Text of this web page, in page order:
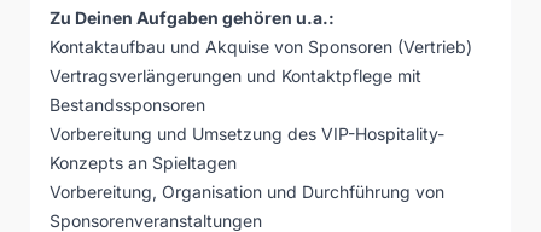
Zu Deinen Aufgaben gehören u.a.:
Kontaktaufbau und Akquise von Sponsoren (Vertrieb)
Vertragsverlängerungen und Kontaktpflege mit
Bestandssponsoren
Vorbereitung und Umsetzung des VIP-Hospitality-
Konzepts an Spieltagen
Vorbereitung, Organisation und Durchführung von
Sponsorenveranstaltungen